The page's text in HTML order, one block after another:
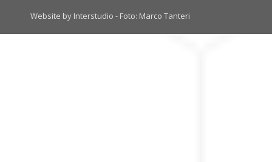
Website by Interstudio - Foto: Marco Tanteri